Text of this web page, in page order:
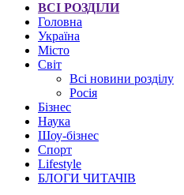
ВСІ РОЗДІЛИ
Головна
Україна
Місто
Світ
Всі новини розділу
Росія
Бізнес
Наука
Шоу-бізнес
Спорт
Lifestyle
БЛОГИ ЧИТАЧІВ